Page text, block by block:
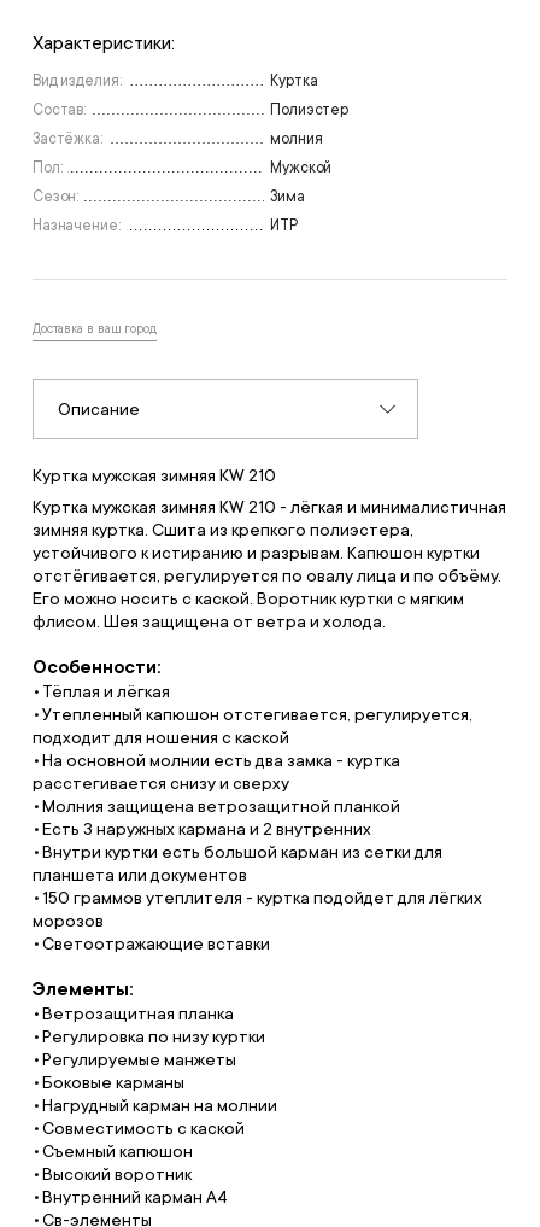
Характеристики:
Вид изделия:
Куртка
Состав:
Полиэстер
Застёжка:
молния
Пол:
Мужской
Сезон:
Зима
Назначение:
ИТР
Доставка в ваш город
Описание
Куртка мужская зимняя KW 210
Куртка мужская зимняя KW 210 - лёгкая и минималистичная
зимняя куртка. Сшита из крепкого полиэстера,
устойчивого к истиранию и разрывам. Капюшон куртки
отстёгивается, регулируется по овалу лица и по объёму.
Его можно носить с каской. Воротник куртки с мягким
флисом. Шея защищена от ветра и холода.
Особенности:
Тёплая и лёгкая
Утепленный капюшон отстегивается, регулируется,
подходит для ношения с каской
На основной молнии есть два замка - куртка
расстегивается снизу и сверху
Молния защищена ветрозащитной планкой
Есть 3 наружных кармана и 2 внутренних
Внутри куртки есть большой карман из сетки для
планшета или документов
150 граммов утеплителя - куртка подойдет для лёгких
морозов
Светоотражающие вставки
Элементы:
Ветрозащитная планка
Регулировка по низу куртки
Регулируемые манжеты
Боковые карманы
Нагрудный карман на молнии
Совместимость с каской
Съемный капюшон
Высокий воротник
Внутренний карман A4
Св-элементы